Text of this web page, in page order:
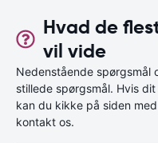
Hvad de
vil vide
Nedenstående
stillede spørgsmål. Hvis
kan du kikke på siden
kontakt os.